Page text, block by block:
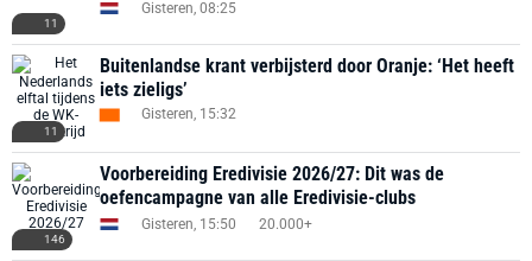
11
Gisteren, 08:25
11
Buitenlandse krant verbijsterd door Oranje: ‘Het heeft
iets zieligs’
Gisteren, 15:32
146
Voorbereiding Eredivisie 2026/27: Dit was de
oefencampagne van alle Eredivisie-clubs
Gisteren, 15:50 20.000+